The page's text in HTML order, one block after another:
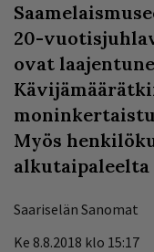
20-
ovat
Myös
Saariselän Sanomat
Ke 8.8.2018 klo 15:17